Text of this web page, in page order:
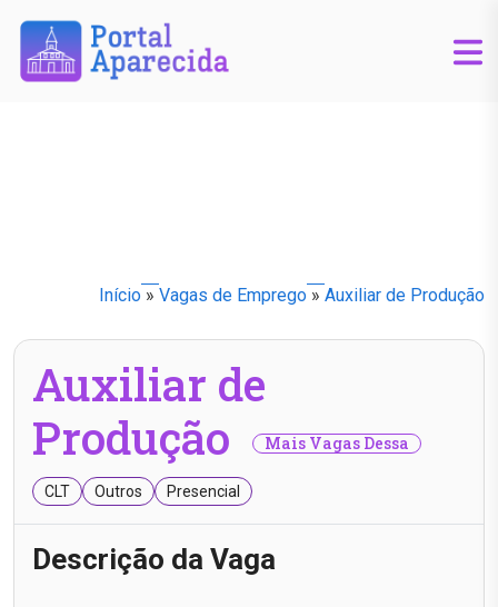
Início » Vagas de Emprego » Auxiliar de Produção
Auxiliar de
Produção
Mais Vagas Dessa
CLT Outros Presencial
Descrição da Vaga